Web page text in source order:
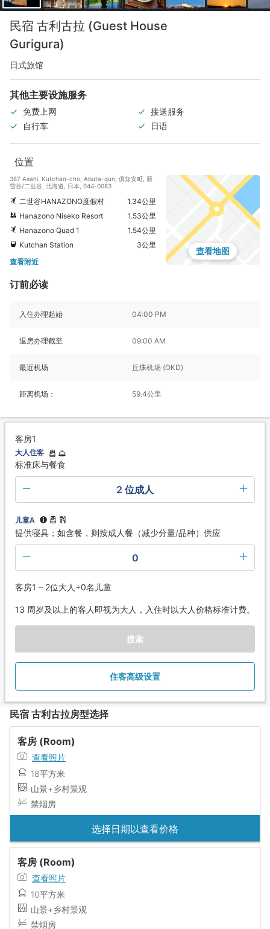
民宿 古利古拉 (Guest House
Gurigura)
日式旅馆
其他主要设施服务
免费上网
接送服务
自行车
日语
位置
387 Asahi, Kutchan-cho, Abuta-gun, 俱知安町, 新
雪谷/二世谷, 北海道, 日本, 044-0083
二世谷HANAZONO度假村
1.34公里
Hanazono Niseko Resort
1.53公里
Hanazono Quad 1
1.54公里
Kutchan Station
3公里
查看附近
查看地图
订前必读
入住办理起始 04:00 PM
退房办理截至 09:00 AM
最近机场 丘珠机场 (OKD)
距离机场： 59.4公里
客房1
大人住客
标准床与餐食
2 位成人
儿童A
提供寝具；如含餐，则按成人餐（减少分量/品种）供应
0
客房1 – 2位大人+0名儿童
13 周岁及以上的客人即视为大人，入住时以大人价格标准计费。
搜索
住客高级设置
民宿 古利古拉房型选择
客房 (Room)
查看照片
18平方米
山景+乡村景观
禁烟房
选择日期以查看价格
客房 (Room)
查看照片
10平方米
山景+乡村景观
禁烟房